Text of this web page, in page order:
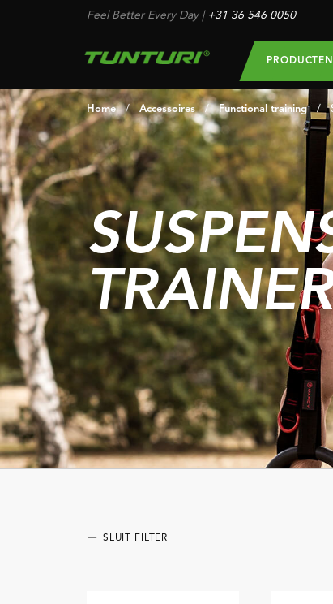
Feel Better Every Day| +31 36 546 0050
PRODUCTEN
Home / Accessoires / Functional training /
SLUIT FILTER